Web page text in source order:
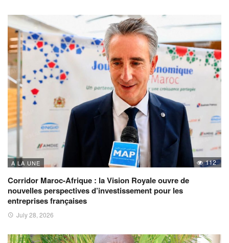
A LA UNE 112
Corridor Maroc-Afrique : la Vision Royale ouvre de
nouvelles perspectives d’investissement pour les
entreprises françaises
July 28, 2026